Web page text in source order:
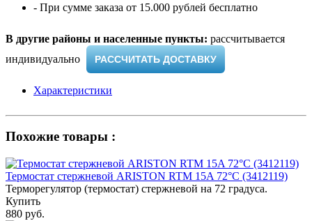
- При сумме заказа от 15.000 рублей бесплатно
В другие районы и населенные пункты: рассчитывается
индивидуально ​
РАССЧИТАТЬ ДОСТАВКУ
Характеристики
Похожие товары :
Термостат стержневой ARISTON RTM 15A 72°С (3412119)
Терморегулятор (термостат) стержневой на 72 градуса.
Купить
880 руб.